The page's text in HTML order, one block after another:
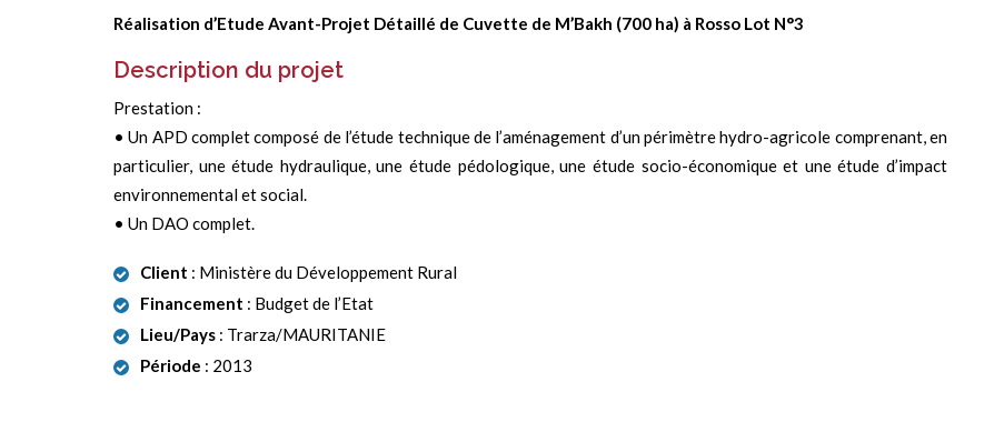
Réalisation d’Etude Avant-Projet Détaillé de Cuvette de M’Bakh (700 ha) à Rosso Lot N°3
Description du projet
Prestation :
• Un APD complet composé de l’étude technique de l’aménagement d’un périmètre hydro-agricole comprenant, en
particulier, une étude hydraulique, une étude pédologique, une étude socio-économique et une étude d’impact
environnemental et social.
• Un DAO complet.
Client : Ministère du Développement Rural
Financement : Budget de l’Etat
Lieu/Pays : Trarza/MAURITANIE
Période : 2013